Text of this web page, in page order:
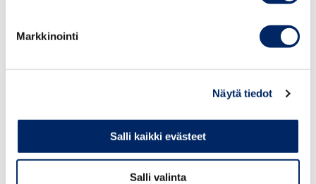
Markkinointi
Näytä tiedot
Salli kaikki evästeet
Salli valinta